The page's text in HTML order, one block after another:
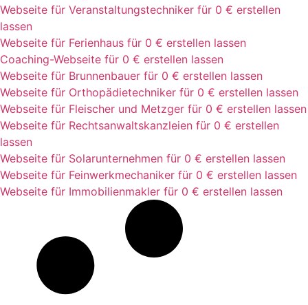
Webseite für Veranstaltungstechniker für 0 € erstellen
lassen
Webseite für Ferienhaus für 0 € erstellen lassen
Coaching-Webseite für 0 € erstellen lassen
Webseite für Brunnenbauer für 0 € erstellen lassen
Webseite für Orthopädietechniker für 0 € erstellen lassen
Webseite für Fleischer und Metzger für 0 € erstellen lassen
Webseite für Rechtsanwaltskanzleien für 0 € erstellen
lassen
Webseite für Solarunternehmen für 0 € erstellen lassen
Webseite für Feinwerkmechaniker für 0 € erstellen lassen
Webseite für Immobilienmakler für 0 € erstellen lassen